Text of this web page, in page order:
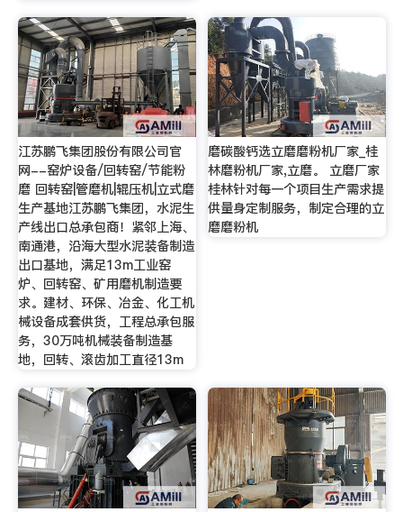
江苏鹏飞集团股份有限公司官
网--窑炉设备/回转窑/节能粉
磨 回转窑|管磨机|辊压机|立式磨
生产基地江苏鹏飞集团，水泥生
产线出口总承包商！紧邻上海、
南通港，沿海大型水泥装备制造
出口基地，满足13m工业窑
炉、回转窑、矿用磨机制造要
求。建材、环保、冶金、化工机
械设备成套供货，工程总承包服
务，30万吨机械装备制造基
地，回转、滚齿加工直径13m
磨碳酸钙选立磨磨粉机厂家_桂
林磨粉机厂家,立磨。 立磨厂家
桂林针对每一个项目生产需求提
供量身定制服务，制定合理的立
磨磨粉机